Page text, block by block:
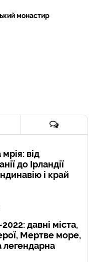
монастир
від
до Ірландії
і край
давні міста,
Мертве море,
легендарна